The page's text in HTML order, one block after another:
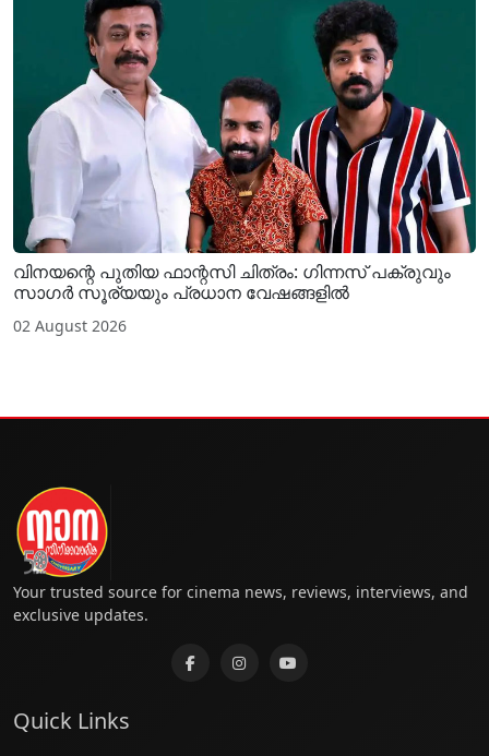
വിനയന്റെ പുതിയ ഫാന്റസി ചിത്രം: ഗിന്നസ് പക്രുവും
സാഗർ സൂര്യയും പ്രധാന വേഷങ്ങളിൽ
02 August 2026
Your trusted source for cinema news, reviews, interviews, and
exclusive updates.
Quick Links